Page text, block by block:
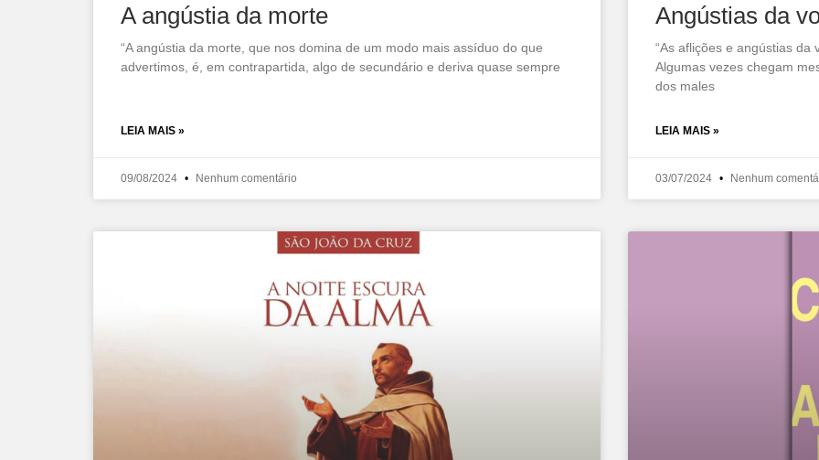
A angústia da morte
“A angústia da morte, que nos domina de um modo mais assíduo do que
advertimos, é, em contrapartida, algo de secundário e deriva quase sempre
LEIA MAIS »
09/08/2024 Nenhum comentário
Angústias da
“As aflições e angústias
Algumas vezes chegam
dos males
LEIA MAIS »
03/07/2024 Nenhum